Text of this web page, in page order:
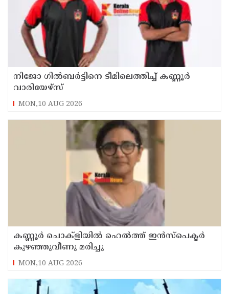
നിജോ ഗിൽബർട്ടിനെ ടീമിലെത്തിച്ച് കണ്ണൂർ
വാരിയേഴ്സ്
MON,10 AUG 2026
കണ്ണൂർ ചൊക്ളിയിൽ ഹെൽത്ത് ഇൻസ്പെക്ടർ
കുഴഞ്ഞുവീണു മരിച്ചു
MON,10 AUG 2026